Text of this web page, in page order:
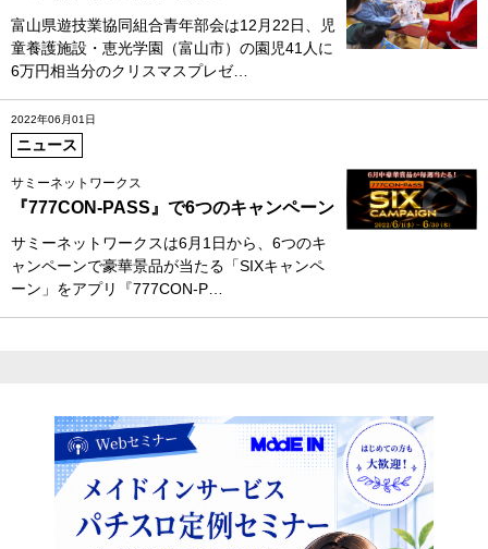
富山県遊技業協同組合青年部会は12月22日、児
童養護施設・恵光学園（富山市）の園児41人に
6万円相当分のクリスマスプレゼ…
2022年06月01日
ニュース
サミーネットワークス
『777CON‐PASS』で6つのキャンペーン
サミーネットワークスは6月1日から、6つのキ
ャンペーンで豪華景品が当たる「SIXキャンペ
ーン」をアプリ『777CON‐P…